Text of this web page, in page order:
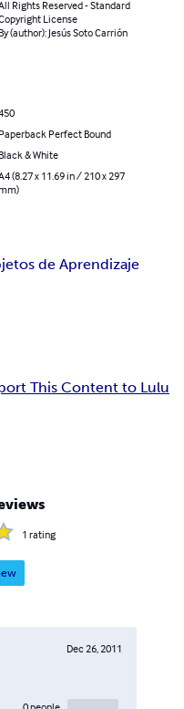
Rights Reserved - Standard
License
By (author): Jesús Soto Carrión
Paperback Perfect Bound
Black & White
(8.27 x 11.69 in / 210 x 297
de Aprendizaje
This Content to Lulu
1 rating
Dec 26, 2011